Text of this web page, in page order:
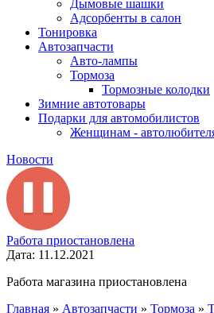
Дымовые шашки
Адсорбенты в салон
Тонировка
Автозапчасти
Авто-лампы
Тормоза
Тормозные колодки
Зимние автотовары
Подарки для автомобилистов
Женщинам -
Новости
Работа приостановлена
Дата: 11.12.2021
Работа магазина приостановлена
Главная » Автозапчасти » Тормоза »